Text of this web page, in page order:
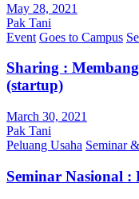
May 28, 2021
Pak Tani
Event Goes to Campus
Sharing :
(startup)
March 30, 2021
Pak Tani
Peluang Usaha Seminar
Seminar Nasional :